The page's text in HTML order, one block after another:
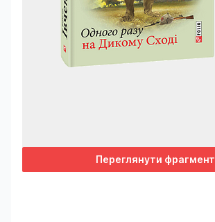
Переглянути фрагмент